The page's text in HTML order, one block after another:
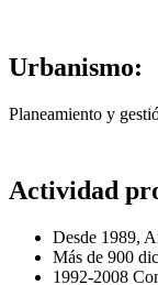
Urbanismo:
Planeamiento y
Actividad
Desde 1989,
Más de 900
1992-2008